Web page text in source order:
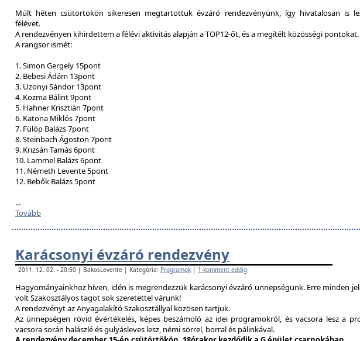
Múlt héten csütörtökön sikeresen megtartottuk évzáró rendezvényünk, így hivatalosan is
félévet.
A rendezvényen kihirdettem a félévi aktivitás alapján a TOP12-őt, és a megítélt közösségi pontokat.
A rangsor ismét:
1. Simon Gergely 15pont
2. Bebesi Ádám 13pont
3. Uzonyi Sándor 13pont
4. Kozma Bálint 9pont
5. Hahner Krisztián 7pont
6. Katona Miklós 7pont
7. Fülöp Balázs 7pont
8. Steinbach Ágoston 7pont
9. Krizsán Tamás 6pont
10. Lammel Balázs 6pont
11. Németh Levente 5pont
12. Bebők Balázs 5pont
...
Tovább
Karácsonyi évzáró rendezvény
2011. 12. 02. - 20:50 | BakosLevente | Kategória: Programok | 1 komment eddig
Hagyományainkhoz híven, idén is megrendezzük karácsonyi évzáró ünnepségünk. Erre minden
volt Szakosztályos tagot sok szeretettel várunk!
A rendezvényt az Anyagalakító Szakosztállyal közösen tartjuk.
Az ünnepségen rövid évértékelés, képes beszámoló az idei programokról, és vacsora lesz a
vacsora során halászlé és gulyásleves lesz, némi sörrel, borral és pálinkával.